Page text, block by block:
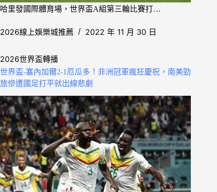
哈里發國際體育場，世界盃A組第三輪比賽打…
2026線上娛樂城推薦 2022 年 11 月 30 日
2026世界盃轉播
世界盃-塞內加爾2-1厄瓜多！非洲冠軍瘋狂慶祝，南美勁
旅慘遭國足打平就出線悲劇